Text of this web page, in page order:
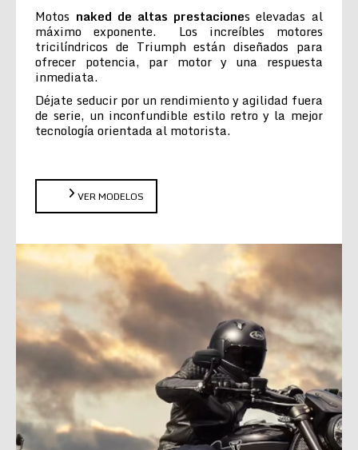
Motos naked de altas prestaciones elevadas al
máximo exponente. Los increíbles motores
tricilíndricos de Triumph están diseñados para
ofrecer potencia, par motor y una respuesta
inmediata.
Déjate seducir por un rendimiento y agilidad fuera
de serie, un inconfundible estilo retro y la mejor
tecnología orientada al motorista.
VER MODELOS